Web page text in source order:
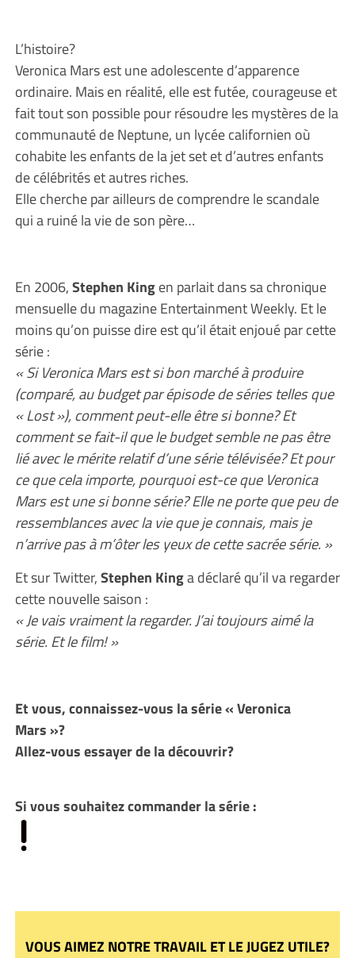
L’histoire?
Veronica Mars est une adolescente d’apparence
ordinaire. Mais en réalité, elle est futée, courageuse et
fait tout son possible pour résoudre les mystères de la
communauté de Neptune, un lycée californien où
cohabite les enfants de la jet set et d’autres enfants
de célébrités et autres riches.
Elle cherche par ailleurs de comprendre le scandale
qui a ruiné la vie de son père…
En 2006,Stephen Kingen parlait dans sa chronique
mensuelle du magazine Entertainment Weekly. Et le
moins qu’on puisse dire est qu’il était enjoué par cette
série :
« Si Veronica Mars est si bon marché à produire
(comparé, au budget par épisode de séries telles que
« Lost »), comment peut-elle être si bonne? Et
comment se fait-il que le budget semble ne pas être
lié avec le mérite relatif d’une série télévisée? Et pour
ce que cela importe, pourquoi est-ce que Veronica
Mars est une si bonne série? Elle ne porte que peu de
ressemblances avec la vie que je connais, mais je
n’arrive pas à m’ôter les yeux de cette sacrée série. »
Et sur Twitter,Stephen Kinga déclaré qu’il va regarder
cette nouvelle saison :
« Je vais vraiment la regarder. J’ai toujours aimé la
série. Et le film! »
Et vous, connaissez-vous la série « Veronica
Mars »?
Allez-vous essayer de la découvrir?
Si vous souhaitez commander la série :
VOUS AIMEZ NOTRE TRAVAIL ET LE JUGEZ UTILE?